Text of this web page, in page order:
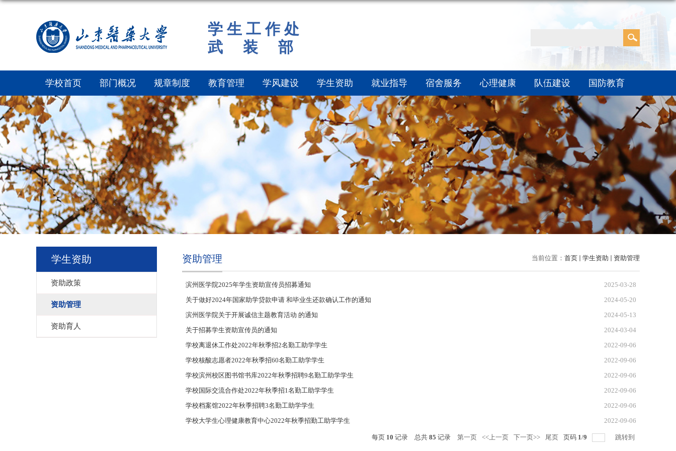
学 生 工 作 处
武 装 部
学校首页 部门概况 规章制度 教育管理 学风建设 学生资助 就业指导 宿舍服务 心理健康 队伍建设 国防教育
学生资助
资助政策
资助管理
资助育人
当前位置： 首页 学生资助 资助管理
资助管理
滨州医学院2025年学生资助宣传员招募通知
2025-03-28
关于做好2024年国家助学贷款申请 和毕业生还款确认工作的通知
2024-05-20
滨州医学院关于开展诚信主题教育活动 的通知
2024-05-13
关于招募学生资助宣传员的通知
2024-03-04
学校离退休工作处2022年秋季招2名勤工助学学生
2022-09-06
学校核酸志愿者2022年秋季招60名勤工助学学生
2022-09-06
学校滨州校区图书馆书库2022年秋季招聘9名勤工助学学生
2022-09-06
学校国际交流合作处2022年秋季招1名勤工助学学生
2022-09-06
学校档案馆2022年秋季招聘3名勤工助学学生
2022-09-06
学校大学生心理健康教育中心2022年秋季招勤工助学学生
2022-09-06
每页 10 记录 总共 85 记录 第一页 <<上一页 下一页>> 尾页 页码 1/9 跳转到